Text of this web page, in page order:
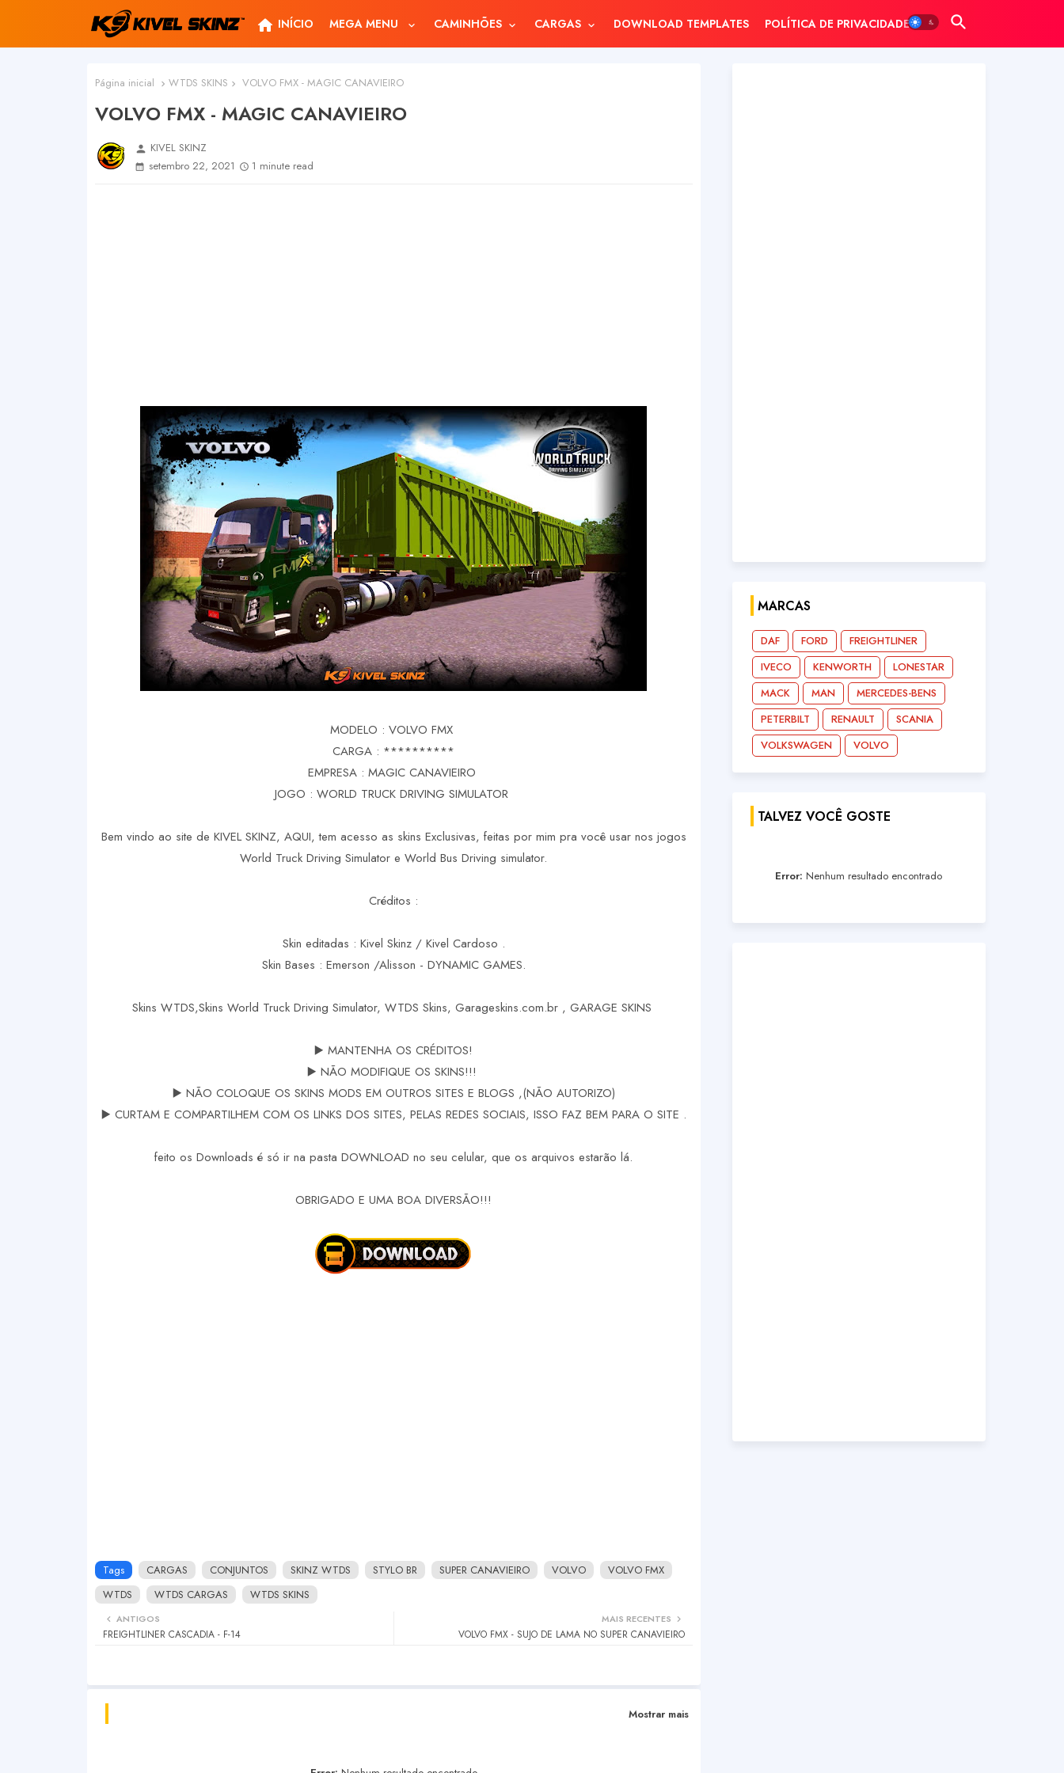
home INÍCIO MEGA MENU CAMINHÕES CARGAS DOWNLOAD TEMPLATES POLÍTICA DE PRIVACIDADE
Página inicial WTDS SKINS VOLVO FMX - MAGIC CANAVIEIRO
VOLVO FMX - MAGIC CANAVIEIRO
person KIVEL SKINZ
setembro 22, 2021
1 minute read
MODELO : VOLVO FMX
CARGA : **********
EMPRESA : MAGIC CANAVIEIRO
JOGO : WORLD TRUCK DRIVING SIMULATOR
Bem vindo ao site de KIVEL SKINZ, AQUI, tem acesso as skins Exclusivas, feitas por mim pra você usar nos jogos
World Truck Driving Simulator e World Bus Driving simulator.
Créditos :
Skin editadas : Kivel Skinz / Kivel Cardoso .
Skin Bases : Emerson /Alisson - DYNAMIC GAMES.
Skins WTDS,Skins World Truck Driving Simulator, WTDS Skins, Garageskins.com.br , GARAGE SKINS
▶️ MANTENHA OS CRÉDITOS!
▶️ NÃO MODIFIQUE OS SKINS!!!
▶️ NÃO COLOQUE OS SKINS MODS EM OUTROS SITES E BLOGS ,(NÃO AUTORIZO)
▶️ CURTAM E COMPARTILHEM COM OS LINKS DOS SITES, PELAS REDES SOCIAIS, ISSO FAZ BEM PARA O SITE .
feito os Downloads é só ir na pasta DOWNLOAD no seu celular, que os arquivos estarão lá.
OBRIGADO E UMA BOA DIVERSÃO!!!
Tags CARGAS CONJUNTOS SKINZ WTDS STYLO BR SUPER CANAVIEIRO VOLVO
VOLVO FMX
WTDS
WTDS CARGAS WTDS SKINS
MAIS RECENTES
VOLVO FMX - SUJO DE LAMA NO SUPER CANAVIEIRO
ANTIGOS
FREIGHTLINER CASCADIA - F-14
Mostrar mais
MARCAS
DAF FORD
FREIGHTLINER
IVECO
KENWORTH
LONESTAR
MACK
MAN
MERCEDES-BENS
PETERBILT
RENAULT
SCANIA
VOLKSWAGEN
VOLVO
TALVEZ VOCÊ GOSTE
Error: Nenhum resultado encontrado